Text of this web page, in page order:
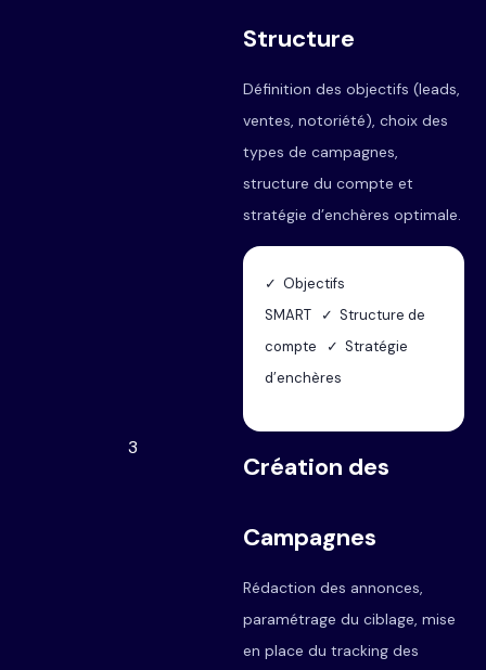
Structure
Définition des objectifs (leads,
ventes, notoriété), choix des
types de campagnes,
structure du compte et
stratégie d’enchères optimale.
✓ Objectifs
SMART ✓ Structure de
compte ✓ Stratégie
d’enchères
3
Création des
Campagnes
Rédaction des annonces,
paramétrage du ciblage, mise
en place du tracking des